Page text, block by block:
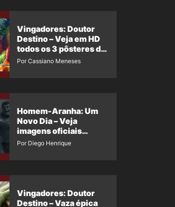
Vingadores: Doutor
Destino – Veja em HD
todos os 3 pôsteres de
‘Doomsday’ + 1 imagem
Por Cassiano Meneses
Homem-Aranha: Um
Novo Dia – Veja
imagens oficiais
descartadas do Hulk
Por Diego Henrique
Vingadores: Doutor
Destino – Vaza épica